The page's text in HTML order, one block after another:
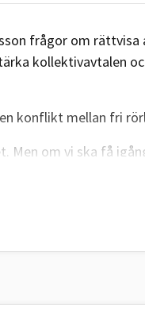
frågor om
kollektivavtalen
konflikt mellan fri
Men om vi ska få
utstationerade lever
i ett land som är
fem frågor till alla